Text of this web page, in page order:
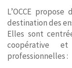
L’OCCE
destination des
Elles sont
coopérative
professionnelles :